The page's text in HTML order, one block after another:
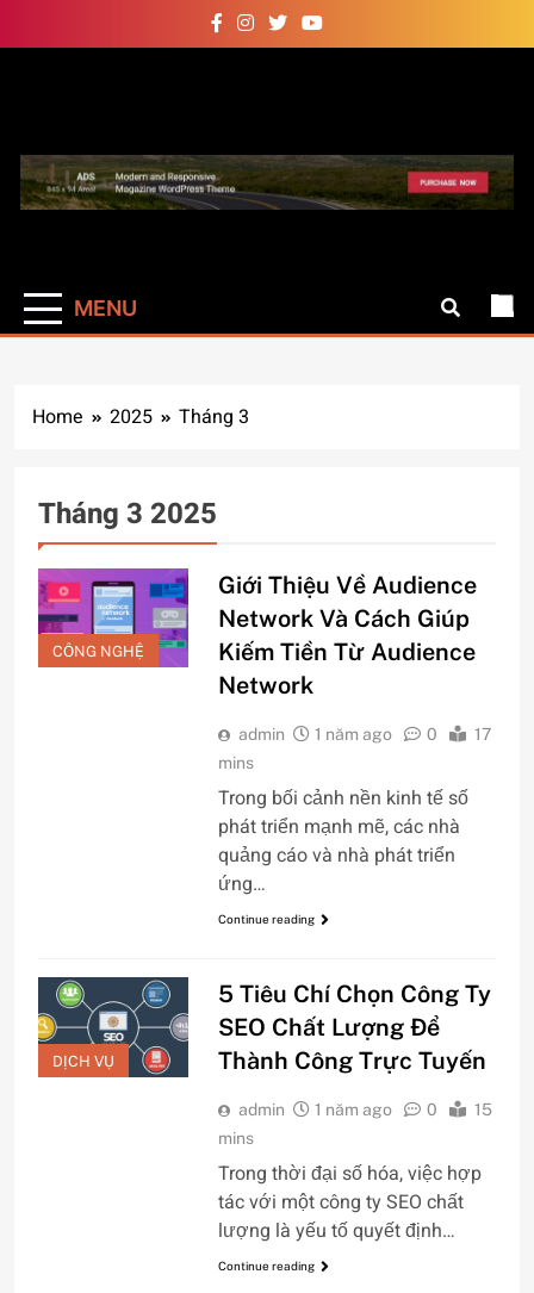
to
Auto Pro
hơn
MENU
Home 2025 Tháng 3
Tháng 3 2025
CÔNG NGHỆ
Giới Thiệu Về Audience
Network Và Cách Giúp
Kiếm Tiền Từ Audience
Network
admin 1 năm ago 0
17
mins
Trong bối cảnh nền kinh tế số
phát triển mạnh mẽ, các nhà
quảng cáo và nhà phát triển
ứng…
Continue reading
DỊCH VỤ
5 Tiêu Chí Chọn Công Ty
SEO Chất Lượng Để
Thành Công Trực Tuyến
admin 1 năm ago 0
15
mins
Trong thời đại số hóa, việc hợp
tác với một công ty SEO chất
lượng là yếu tố quyết định…
Continue reading